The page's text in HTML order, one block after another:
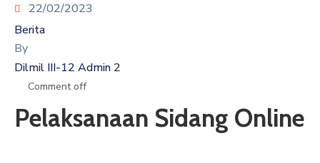
PPID
KINERJA
RB
ARTIKEL
22/02/2023
Berita
By
Dilmil III-12 Admin 2
Comment off
Pelaksanaan Sidang Online